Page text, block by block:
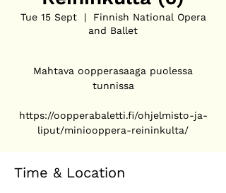
Tue 15 Sept
  |
Finnish National Opera
and Ballet
Mahtava oopperasaaga puolessa
tunnissa
https://oopperabaletti.fi/ohjelmisto-ja-
liput/miniooppera-reininkulta/
Time & Location